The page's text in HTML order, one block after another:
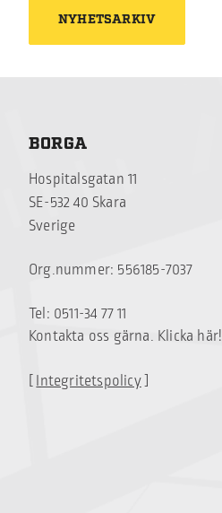
NYHETSARKIV
BORGA
Hospitalsgatan 11
SE-532 40 Skara
Sverige
Org.nummer: 556185-7037
Tel: 0511-34 77 11
Kontakta oss gärna. Klicka här!
[Integritetspolicy]